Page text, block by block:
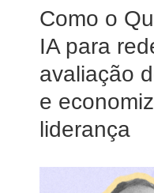
Como o
IA para
avaliação
e
liderança